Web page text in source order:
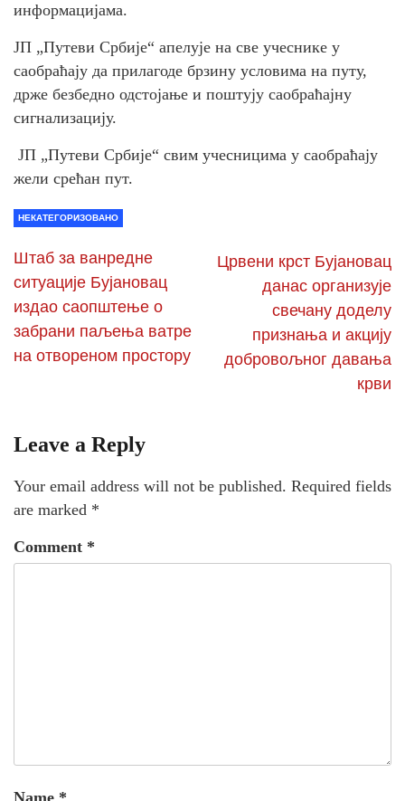
информацијама.
ЈП „Путеви Србије“ апелује на све учеснике у
саобраћају да прилагоде брзину условима на путу,
држе безбедно одстојање и поштују саобраћајну
сигнализацију.
ЈП „Путеви Србије“ свим учесницима у саобраћају
жели срећан пут.
НЕКАТЕГОРИЗОВАНО
Штаб за ванредне
ситуације Бујановац
издао саопштење о
забрани паљења ватре
на отвореном простору
Црвени крст Бујановац
данас организује
свечану доделу
признања и акцију
добровољног давања
крви
Leave a Reply
Your email address will not be published. Required fields
are marked *
Comment *